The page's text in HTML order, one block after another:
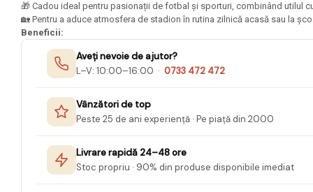
Etichete scolare
Stickere scolare
Seturi scolare
Plastilina, Planseta plastilina
Socotitoare, Betisoare
Carti de Colorat pentru copii
Carti Educative
🎁 Cadou ideal pentru pasionații de fotbal și sporturi, combinând utilul
🏡 Pentru a aduce atmosfera de stadion în rutina zilnică acasă sau la
Beneficii:
Aveți nevoie de ajutor?
L–V: 10:00–16:00 · 0733 472 472
Vânzători de top
Peste 25 de ani experiență · Pe piață din 2000
Livrare rapidă 24–48 ore
Stoc propriu · 90% din produse disponibile imediat